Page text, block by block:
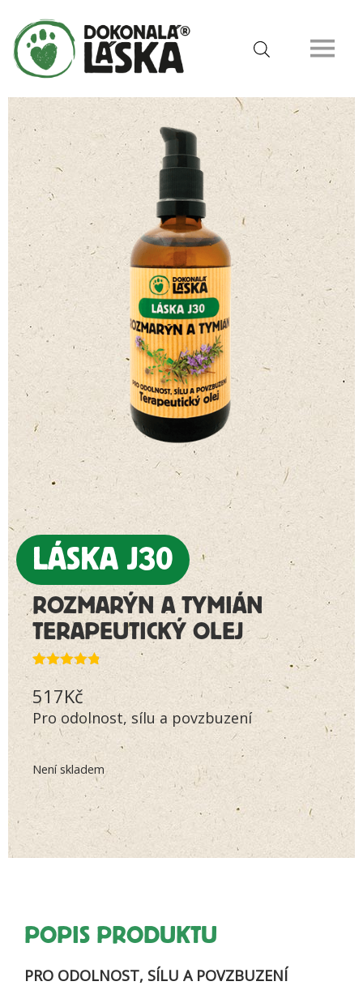
LÁSKA J30
ROZMARÝN A TYMIÁN
TERAPEUTICKÝ OLEJ
Hodnoceno
4.75z 5 na
základě
hodnocení
zákazníků
517Kč
Pro odolnost, sílu a povzbuzení
Není skladem
POPIS PRODUKTU
PRO ODOLNOST, SÍLU A POVZBUZENÍ